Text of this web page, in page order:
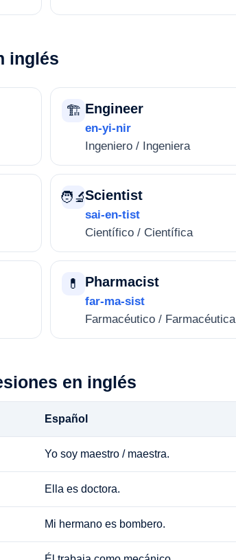
inglés
🏗️ Engineer
en-yi-nir
Ingeniero / Ingeniera
🧑‍🔬Scientist
sai-en-tist
Científico / Científica
💊 Pharmacist
far-ma-sist
Farmacéutico / Farmacéutica
en inglés
Español
Yo soy maestro / maestra.
Ella es doctora.
Mi hermano es bombero.